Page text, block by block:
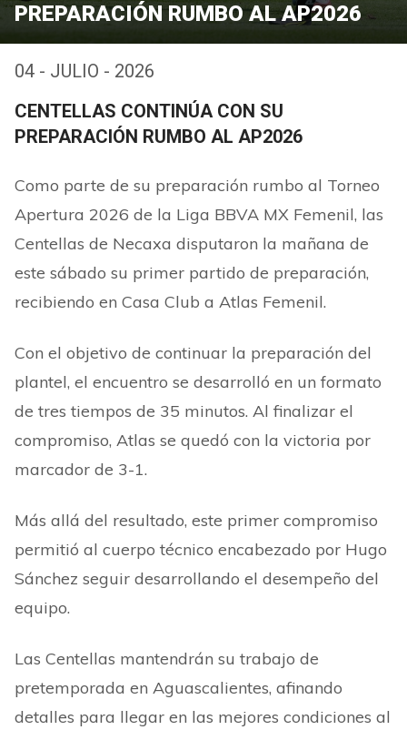
PREPARACIÓN RUMBO AL AP2026
04 - JULIO - 2026
CENTELLAS CONTINÚA CON SU
PREPARACIÓN RUMBO AL AP2026
Como parte de su preparación rumbo al Torneo
Apertura 2026 de la Liga BBVA MX Femenil, las
Centellas de Necaxa disputaron la mañana de
este sábado su primer partido de preparación,
recibiendo en Casa Club a Atlas Femenil.
Con el objetivo de continuar la preparación del
plantel, el encuentro se desarrolló en un formato
de tres tiempos de 35 minutos. Al finalizar el
compromiso, Atlas se quedó con la victoria por
marcador de 3-1.
Más allá del resultado, este primer compromiso
permitió al cuerpo técnico encabezado por Hugo
Sánchez seguir desarrollando el desempeño del
equipo.
Las Centellas mantendrán su trabajo de
pretemporada en Aguascalientes, afinando
detalles para llegar en las mejores condiciones al